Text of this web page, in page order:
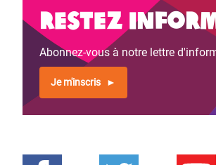
Restez
Abonnez-vous à notre lettre
Je m'inscris